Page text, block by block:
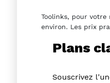
Toolinks, pour
environ. Les prix
Plans
Souscrivez